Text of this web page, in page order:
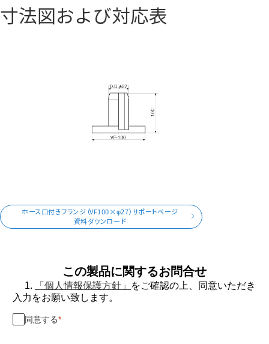
寸法図および対応表
ホース口付きフランジ（VF100×φ27）サポートページ
資料ダウンロード
この製品に関するお問合せ
1. 「個人情報保護方針」
をご確認の上、同意いただき
入力をお願い致します。
同意する